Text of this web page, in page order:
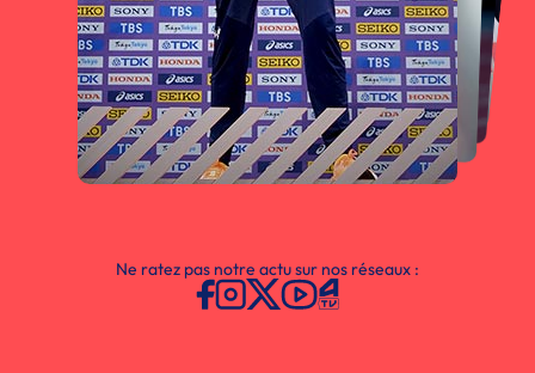
Ne ratez pas notre actu sur nos réseaux :